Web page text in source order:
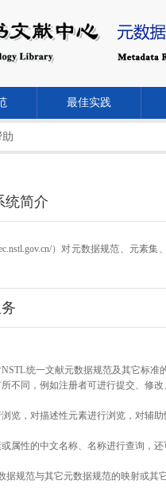
最佳实践
助
统简介
）对元数据规范、元
统一文献元数据规范及其它标
不同，例如注册者可进行提交、修
览，对描述性元素进行浏览，对辅助
属性的中文名称、名称进行查询，还
据规范与其它元数据规范的映射或其